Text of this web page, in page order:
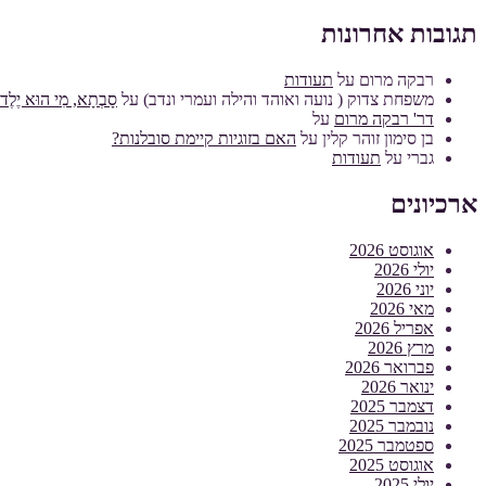
תגובות אחרונות
רבקה מרום על תעודות
משפחת צדוק ( נועה ואוהד והילה ועמרי ונדב) על סָבְתָא, מִי הוּא
דר' רבקה מרום על
בן סימון זוהר קלין על האם בזוגיות קיימת סובלנות?
גברי על תעודות
ארכיונים
אוגוסט 2026
יולי 2026
יוני 2026
מאי 2026
אפריל 2026
מרץ 2026
פברואר 2026
ינואר 2026
דצמבר 2025
נובמבר 2025
ספטמבר 2025
אוגוסט 2025